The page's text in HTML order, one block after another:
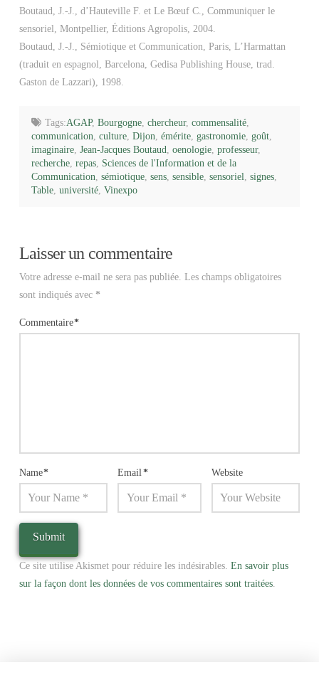
Boutaud, J.‐J., d’Hauteville F. et Le Bœuf C., Communiquer le
sensoriel, Montpellier, Éditions Agropolis, 2004.
Boutaud, J.‐J., Sémiotique et Communication, Paris, L’Harmattan
(traduit en espagnol, Barcelona, Gedisa Publishing House, trad.
Gaston de Lazzari), 1998.
Tags:AGAP, Bourgogne, chercheur, commensalité,
communication,culture,Dijon,émérite,gastronomie,goût,
imaginaire,Jean-Jacques Boutaud,oenologie,professeur,
recherche,repas, Sciences de l'Information et de la
Communication,sémiotique,sens,sensible,sensoriel,signes,
Table,université,Vinexpo
Laisser un commentaire
Votre adresse e-mail ne sera pas publiée. Les champs obligatoires
sont indiqués avec *
Commentaire*
Name* Email* Website
Ce site utilise Akismet pour réduire les indésirables. En savoir plus
sur la façon dont les données de vos commentaires sont traitées.